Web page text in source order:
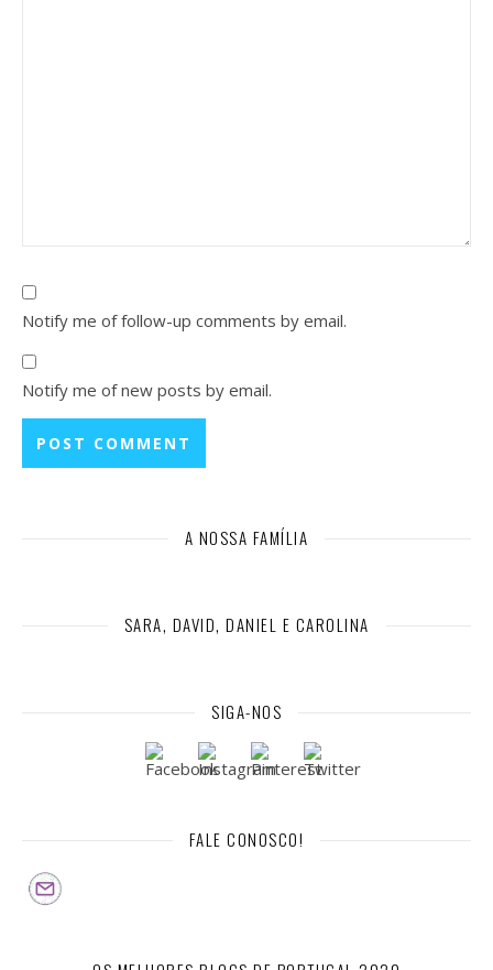
Notify me of follow-up comments by email.
Notify me of new posts by email.
A NOSSA FAMÍLIA
SARA, DAVID, DANIEL E CAROLINA
SIGA-NOS
FALE CONOSCO!